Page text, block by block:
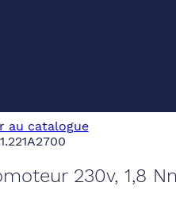
au catalogue
230v, 1,8